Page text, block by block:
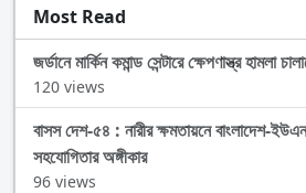
Most Read
জর্ডানে মার্কিন কমান্ড সেন্টারে ক্ষেপণাস্ত্র হামলা
120 views
বাসস দেশ-৫৪ : নারীর ক্ষমতায়নে বাংলাদেশ-
সহযোগিতার অঙ্গীকার
96 views